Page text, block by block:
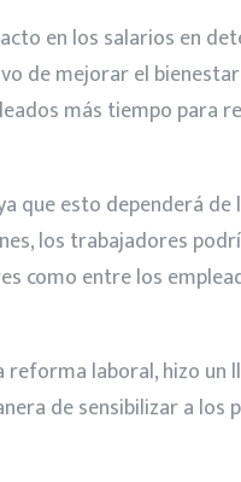
en los salarios en
de mejorar el
más tiempo para
que esto dependerá
los trabajadores
como entre los
laboral, hizo
de sensibilizar a